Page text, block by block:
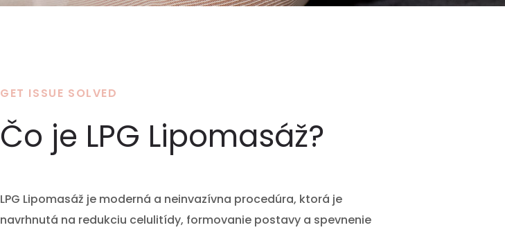
GET ISSUE SOLVED
Čo je LPG Lipomasáž?
LPG Lipomasáž je moderná a neinvazívna procedúra, ktorá je
navrhnutá na redukciu celulitídy, formovanie postavy a spevnenie